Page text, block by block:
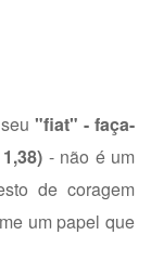
"fiat" - faça-
- não é um
de coragem
um papel que